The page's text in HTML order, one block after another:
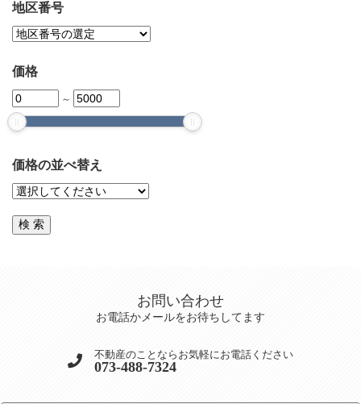
地区番号
価格
～
価格の並べ替え
お問い合わせ
お電話かメールをお待ちしてます
不動産のことならお気軽にお電話ください
073-488-7324